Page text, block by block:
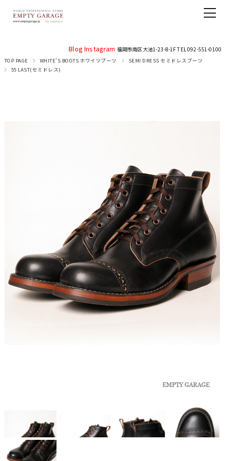
Blog Instagram 福岡市南区大池1-23-8-1F TEL 092-551-0100
TOP PAGE WHITE'S BOOTS ホワイツブーツ
SEMI DRESS セミドレスブーツ
55 LAST(セミドレス)